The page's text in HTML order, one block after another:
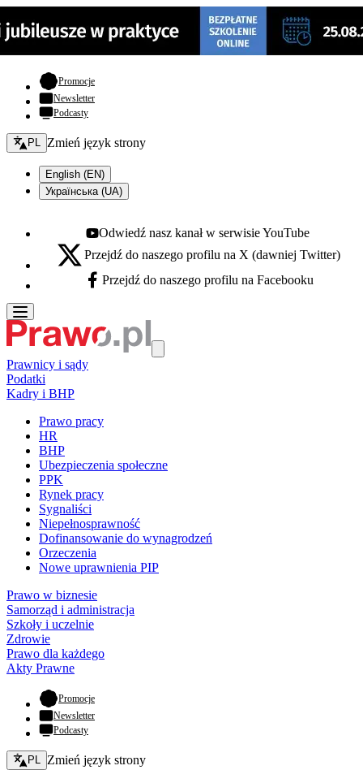
Promocje- otwiera się w nowej karcie
Newsletter
Podcasty
Zmień język - bieżący:
PL Zmień język strony
English (EN)
Українська (UA)
Youtube - otwiera się w nowej karcie
Odwiedź nasz kanał w serwisie YouTube
X - otwiera się w nowej karcie
Przejdź do naszego profilu na X (dawniej Twitter)
Facebook - otwiera się w nowej karcie
Przejdź do naszego profilu na Facebooku
Prawnicy i sądy
Podatki
Kadry i BHP
Prawo pracy
HR
BHP
Ubezpieczenia społeczne
PPK
Rynek pracy
Sygnaliści
Niepełnosprawność
Dofinansowanie do wynagrodzeń
Orzeczenia
Nowe uprawnienia PIP
Prawo w biznesie
Samorząd i administracja
Szkoły i uczelnie
Zdrowie
Prawo dla każdego
Akty Prawne
Promocje- otwiera się w nowej karcie
Newsletter
Podcasty
Zmień język - bieżący:
PL Zmień język strony